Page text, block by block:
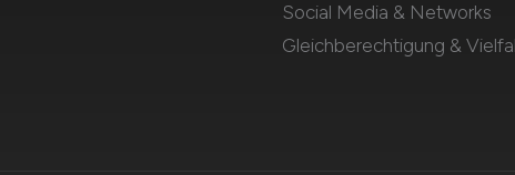
Social Media & Networks
Gleichberechtigung &